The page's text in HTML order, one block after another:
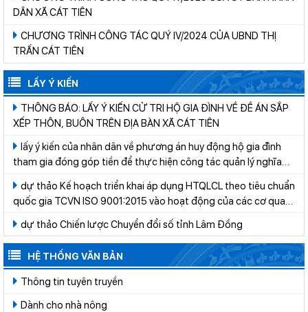
DÂN XÃ CÁT TIÊN
TRẤN CÁT TIÊN
LẤY Ý KIẾN
XẾP THÔN, BUÔN TRÊN ĐỊA BÀN XÃ CÁT TIÊN
tham gia đóng góp tiền để thực hiện công tác quản lý nghĩa
trang trên địa bàn xã Cát Tiên giai đoạn 2026-2030
quốc gia TCVN ISO 9001:2015 vào hoạt động của các cơ quan,
tổ chức thuộc hệ thống hành chính nhà nước trên địa bàn tỉnh
Lâm Đồng năm 2026
dự thảo Chiến lược Chuyển đổi số tỉnh Lâm Đồng
HỆ THỐNG VĂN BẢN
Thông tin tuyên truyền
Dành cho nhà nông